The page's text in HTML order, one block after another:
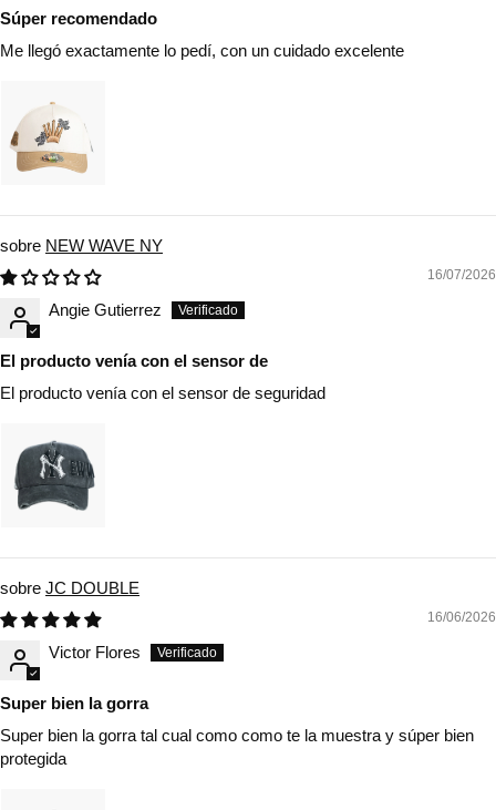
Súper recomendado
Me llegó exactamente lo pedí, con un cuidado excelente
NEW WAVE NY
16/07/2026
Angie Gutierrez
El producto venía con el sensor de
El producto venía con el sensor de seguridad
JC DOUBLE
16/06/2026
Victor Flores
Super bien la gorra
Super bien la gorra tal cual como como te la muestra y súper bien
protegida